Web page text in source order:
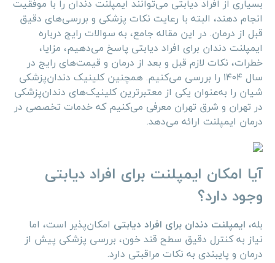
بسیاری از افراد دیابتی می‌توانند ایمپلنت دندان را با موفقیت
انجام دهند، البته با رعایت نکات پزشکی و بررسی‌های دقیق
قبل از درمان. در این مقاله جامع، به سوالات رایج درباره
ایمپلنت دندان برای افراد دیابتی پاسخ می‌دهیم، مزایا،
خطرات، نکات لازم قبل و بعد از درمان و قیمت‌های رایج در
سال ۱۴۰۴ را بررسی می‌کنیم. همچنین کلینیک دندان‌پزشکی
شیان را به‌عنوان یکی از معتبرترین کلینیک‌های دندان‌پزشکی
در تهران و شرق تهران معرفی می‌کنیم که خدمات تخصصی در
درمان ایمپلنت ارائه می‌دهد.
آیا امکان ایمپلنت برای افراد دیابتی
وجود دارد؟
بله، ایمپلنت دندان برای افراد دیابتی امکان‌پذیر است، اما
نیاز به کنترل دقیق سطح قند خون، بررسی پزشکی پیش از
درمان و پایبندی به نکات مراقبتی دارد.